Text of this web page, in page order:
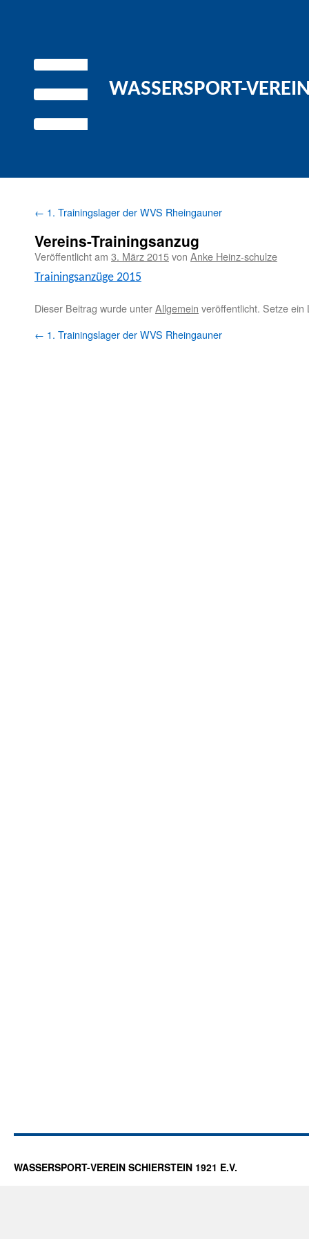
WASSERSPORT-
← 1. Trainingslager der WVS Rheingauner
Vereins-Trainingsanzug
Veröffentlicht am 3. März 2015von Anke Heinz-schulze
Train­ingsanzüge 2015
Dieser Beitrag wurde unterAllgemein veröffentlicht. Setze
← 1. Trainingslager der WVS Rheingauner
WASSERSPORT-VEREIN SCHIERSTEIN 1921 E.V.